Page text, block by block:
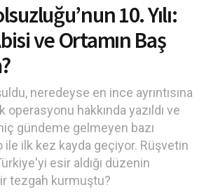
10. Yılı:
ve Ortamın Baş
neredeyse en ince ayrıntısına
operasyonu hakkında yazıldı ve
gündeme gelmeyen bazı
ile ilk kez kayda geçiyor. Rüşvetin
esir aldığı düzenin
tezgah kurmuştu?